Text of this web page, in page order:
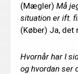
(Mægler)Må
situation er ift.
(Køber) Ja, det
Hvornår har I
og hvordan ser